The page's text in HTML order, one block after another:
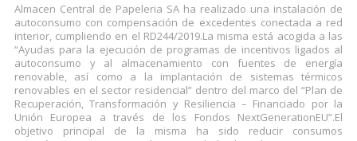
Almacen Central de Papeleria SA ha realizado una instalación de
autoconsumo con compensación de excedentes conectada a red
interior, cumpliendo en el RD244/2019.La misma está acogida a las
“Ayudas para la ejecución de programas de incentivos ligados al
autoconsumo y al almacenamiento con fuentes de energía
renovable, así como a la implantación de sistemas térmicos
renovables en el sector residencial” dentro del marco del “Plan de
Recuperación, Transformación y Resiliencia – Financiado por la
Unión Europea a través de los Fondos NextGenerationEU”.El
objetivo principal de la misma ha sido reducir consumos